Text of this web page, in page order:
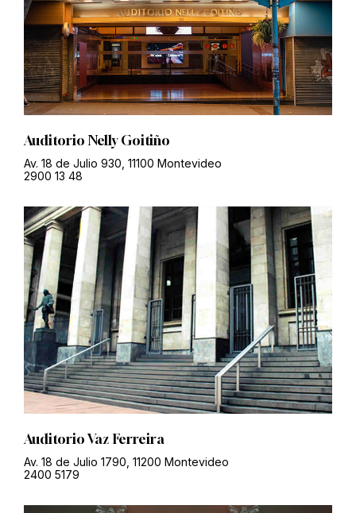
Auditorio Nelly Goitiño
Av. 18 de Julio 930, 11100 Montevideo
2900 13 48
Auditorio Vaz Ferreira
Av. 18 de Julio 1790, 11200 Montevideo
2400 5179